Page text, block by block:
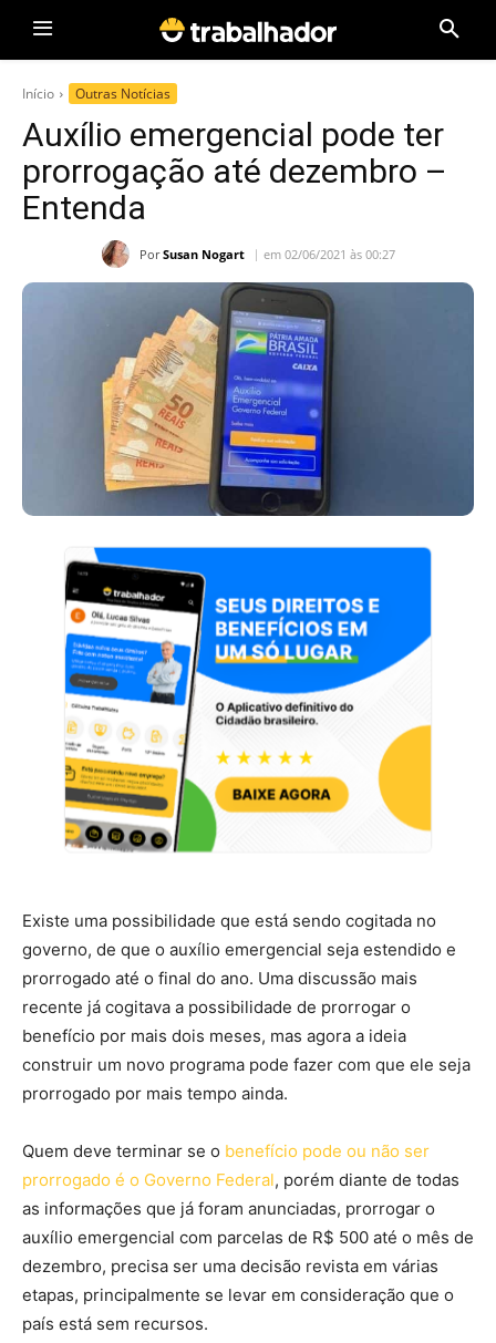
Início Outras Notícias
Auxílio emergencial pode ter
prorrogação até dezembro –
Entenda
Por Susan Nogart em 02/06/2021 às 00:27
Existe uma possibilidade que está sendo cogitada no
governo, de que o auxílio emergencial seja estendido e
prorrogado até o final do ano. Uma discussão mais
recente já cogitava a possibilidade de prorrogar o
benefício por mais dois meses, mas agora a ideia
construir um novo programa pode fazer com que ele seja
prorrogado por mais tempo ainda.
Quem deve terminar se o benefício pode ou não ser
prorrogado é o Governo Federal, porém diante de todas
as informações que já foram anunciadas, prorrogar o
auxílio emergencial com parcelas de R$ 500 até o mês de
dezembro, precisa ser uma decisão revista em várias
etapas, principalmente se levar em consideração que o
país está sem recursos.